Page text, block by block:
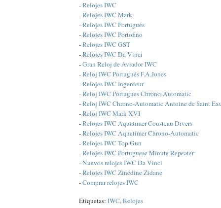
-Relojes IWC
-Relojes IWC Mark
-Relojes IWC Portugués
-Relojes IWC Portofino
-Relojes IWC GST
-Relojes IWC Da Vinci
-Gran Reloj de Aviador IWC
-Reloj IWC Portugués F.A.Jones
-Relojes IWC Ingenieur
-Reloj IWC Portugues Chrono-Automatic
-Reloj IWC Chrono-Automatic Antoine de Saint
-Reloj IWC Mark XVI
-Relojes IWC Aquatimer Cousteau Divers
-Relojes IWC Aquatimer Chrono-Automatic
-Relojes IWC Top Gun
-Relojes IWC Portuguese Minute Repeater
-Nuevos relojes IWC Da Vinci
-Relojes IWC Zinédine Zidane
-Comprar relojes IWC
Etiquetas: IWC,Relojes